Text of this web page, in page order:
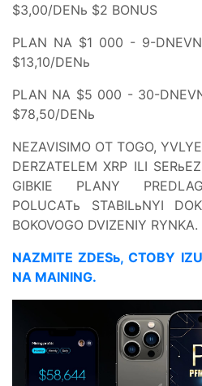
$3,00/DENь $2 BONUS
PLAN NA $1 000 - 9-
$13,10/DENь
PLAN NA $5 000 - 30-
$78,50/DENь
NEZAVISIMO OT TOGO,
DERZATELEM XRP ILI
GIBKIE PLANY
POLUCATь STABILьNYI
BOKOVOGO DVIZENIY RYNKA.
NAZMITE ZDESь, CTOBY
NA MAINING.